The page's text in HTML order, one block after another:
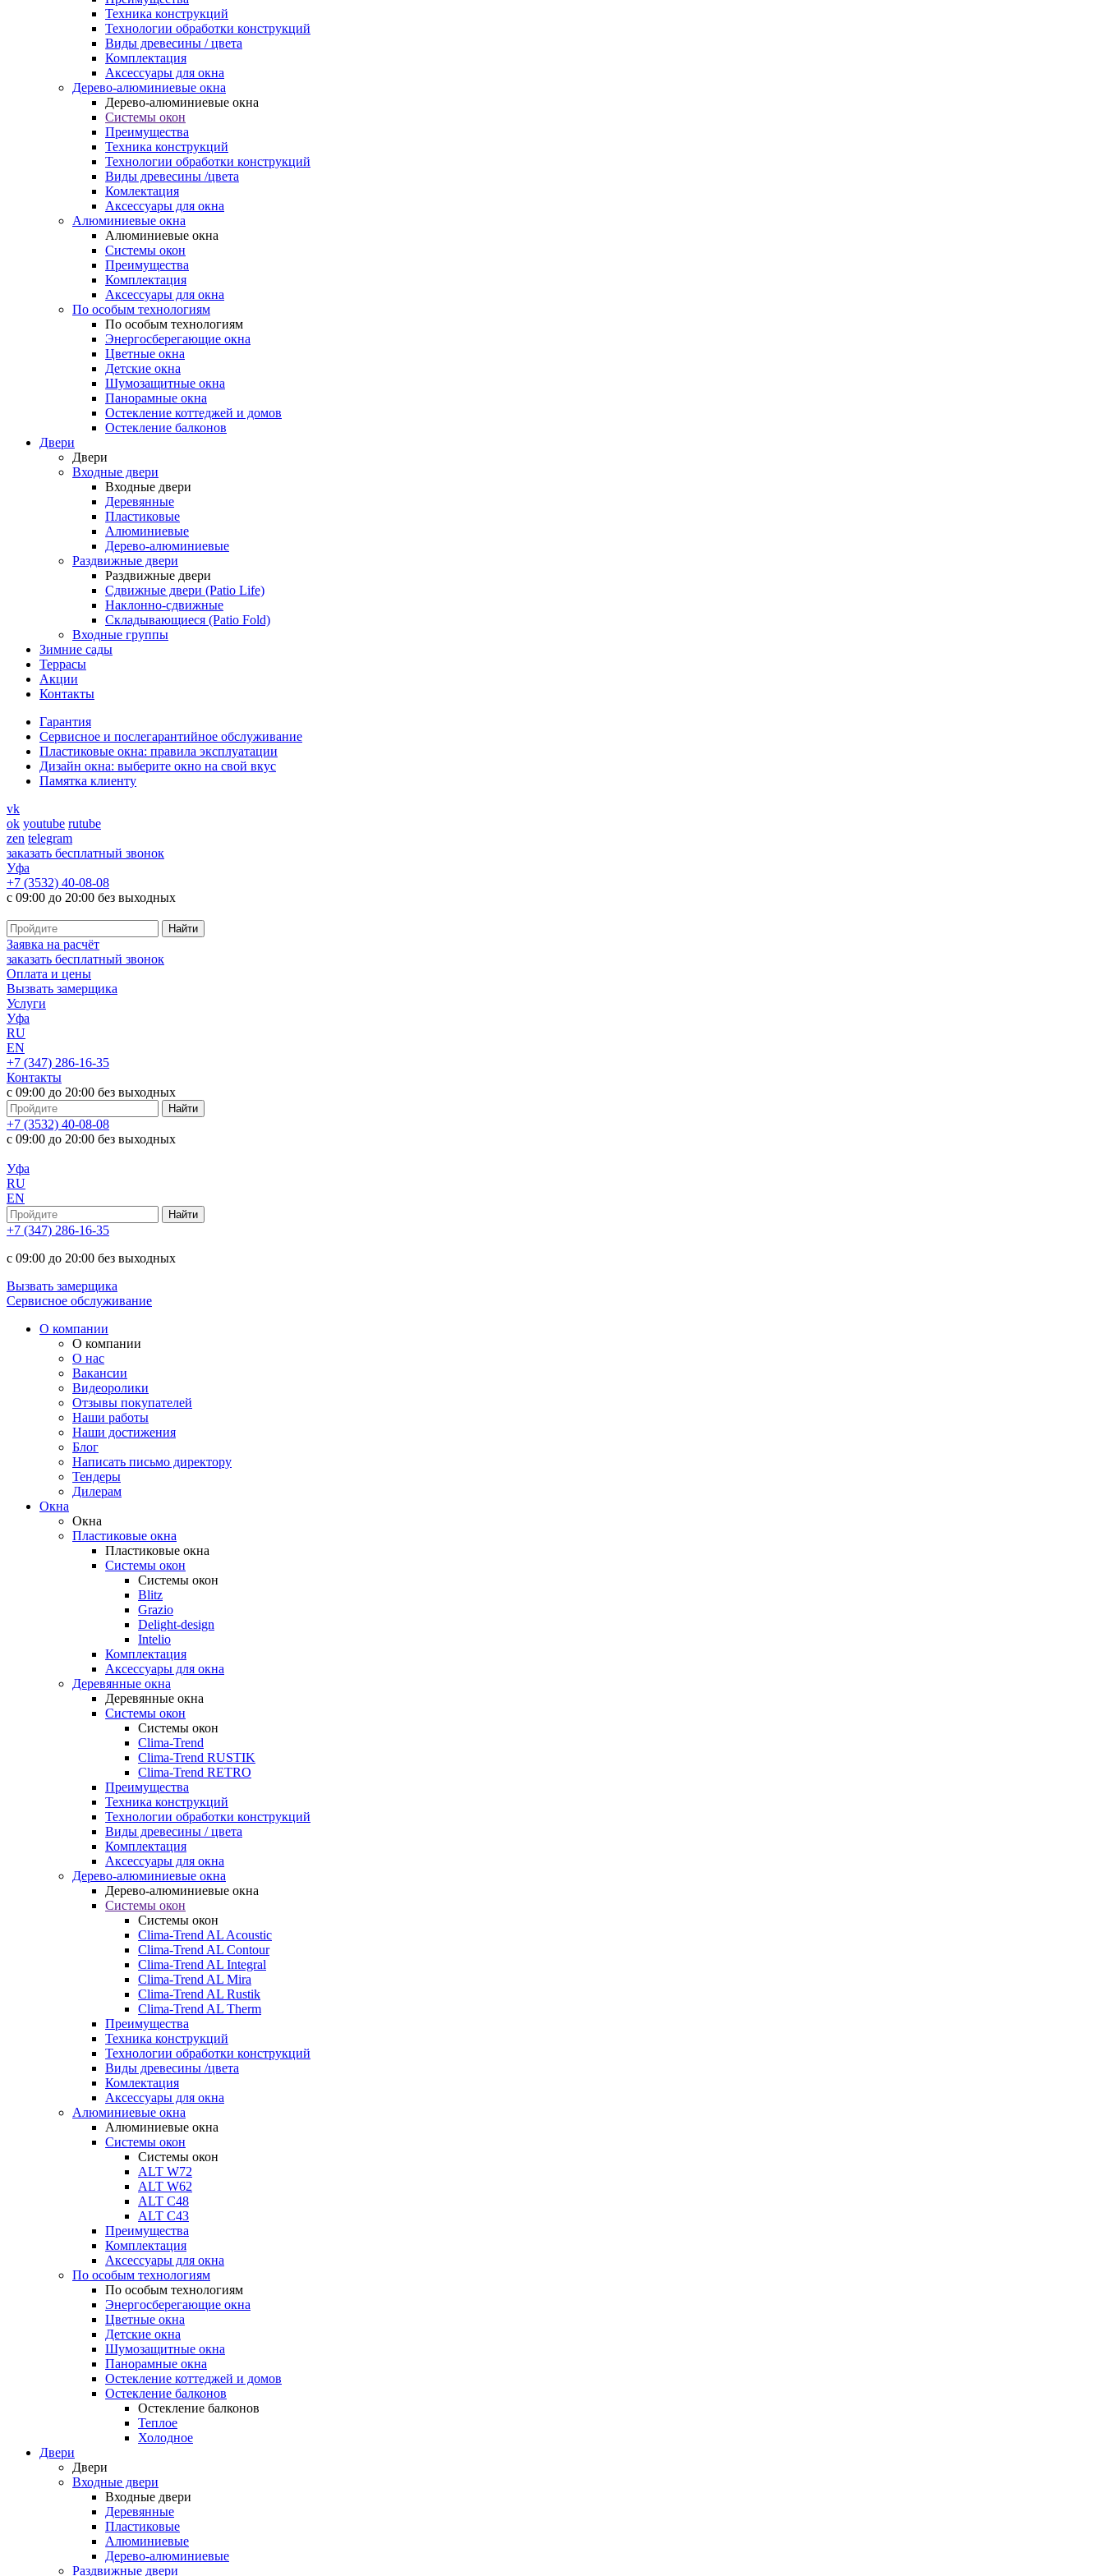
Техника конструкций
Технологии обработки конструкций
Виды древесины / цвета
Комплектация
Аксессуары для окна
Дерево-алюминиевые окна
Дерево-алюминиевые окна
Системы окон
Преимущества
Техника конструкций
Технологии обработки конструкций
Виды древесины /цвета
Комлектация
Аксессуары для окна
Алюминиевые окна
Алюминиевые окна
Системы окон
Преимущества
Комплектация
Аксессуары для окна
По особым технологиям
По особым технологиям
Энергосберегающие окна
Цветные окна
Детские окна
Шумозащитные окна
Панорамные окна
Остекление коттеджей и домов
Остекление балконов
Двери
Двери
Входные двери
Входные двери
Деревянные
Пластиковые
Алюминиевые
Дерево-алюминиевые
Раздвижные двери
Раздвижные двери
Сдвижные двери (Patio Life)
Наклонно-сдвижные
Складывающиеся (Patio Fold)
Входные группы
Зимние сады
Террасы
Акции
Контакты
Гарантия
Cервисное и послегарантийное обслуживание
Пластиковые окна: правила эксплуатации
Дизайн окна: выберите окно на свой вкус
Памятка клиенту
vk
ok youtube rutube
zen telegram
заказать бесплатный звонок
Уфа
+7 (3532) 40-08-08
с 09:00 до 20:00 без выходных
Заявка на расчёт
заказать бесплатный звонок
Оплата и цены
Вызвать замерщика
Услуги
Уфа
RU
EN
+7 (347) 286-16-35
Контакты
с 09:00 до 20:00 без выходных
+7 (3532) 40-08-08
с 09:00 до 20:00 без выходных
Уфа
RU
EN
+7 (347) 286-16-35
с 09:00 до 20:00 без выходных
Вызвать замерщика
Сервисное обслуживание
О компании
О компании
О нас
Вакансии
Видеоролики
Отзывы покупателей
Наши работы
Наши достижения
Блог
Написать письмо директору
Тендеры
Дилерам
Окна
Окна
Пластиковые окна
Пластиковые окна
Системы окон
Системы окон
Blitz
Grazio
Delight-design
Intelio
Комплектация
Аксессуары для окна
Деревянные окна
Деревянные окна
Системы окон
Системы окон
Clima-Trend
Clima-Trend RUSTIK
Clima-Trend RETRO
Преимущества
Техника конструкций
Технологии обработки конструкций
Виды древесины / цвета
Комплектация
Аксессуары для окна
Дерево-алюминиевые окна
Дерево-алюминиевые окна
Системы окон
Системы окон
Clima-Trend AL Acoustic
Clima-Trend AL Contour
Clima-Trend AL Integral
Clima-Trend AL Mira
Clima-Trend AL Rustik
Clima-Trend AL Therm
Преимущества
Техника конструкций
Технологии обработки конструкций
Виды древесины /цвета
Комлектация
Аксессуары для окна
Алюминиевые окна
Алюминиевые окна
Системы окон
Системы окон
ALT W72
ALT W62
ALT С48
ALT С43
Преимущества
Комплектация
Аксессуары для окна
По особым технологиям
По особым технологиям
Энергосберегающие окна
Цветные окна
Детские окна
Шумозащитные окна
Панорамные окна
Остекление коттеджей и домов
Остекление балконов
Остекление балконов
Теплое
Холодное
Двери
Двери
Входные двери
Входные двери
Деревянные
Пластиковые
Алюминиевые
Дерево-алюминиевые
Раздвижные двери